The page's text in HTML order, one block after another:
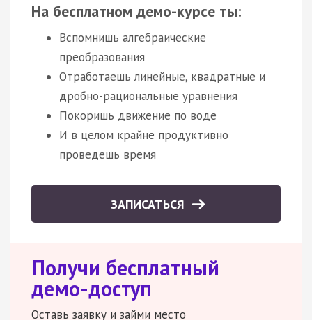
На бесплатном демо-курсе ты:
Вспомнишь алгебраические
преобразования
Отработаешь линейные, квадратные и
дробно-рациональные уравнения
Покоришь движение по воде
И в целом крайне продуктивно
проведешь время
ЗАПИСАТЬСЯ
Получи бесплатный
демо-доступ
Оставь заявку и займи место